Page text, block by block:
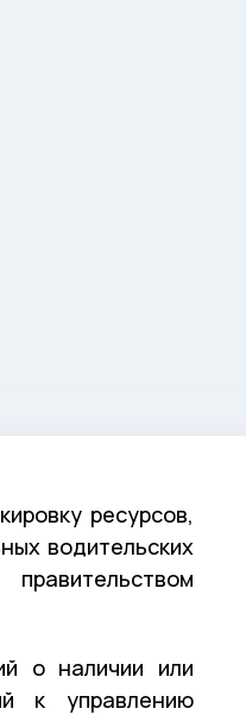
ресурсов,
водительских
о наличии или
к управлению